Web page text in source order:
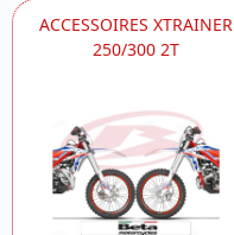
ACCESSOIRES XTRAINER
250/300 2T